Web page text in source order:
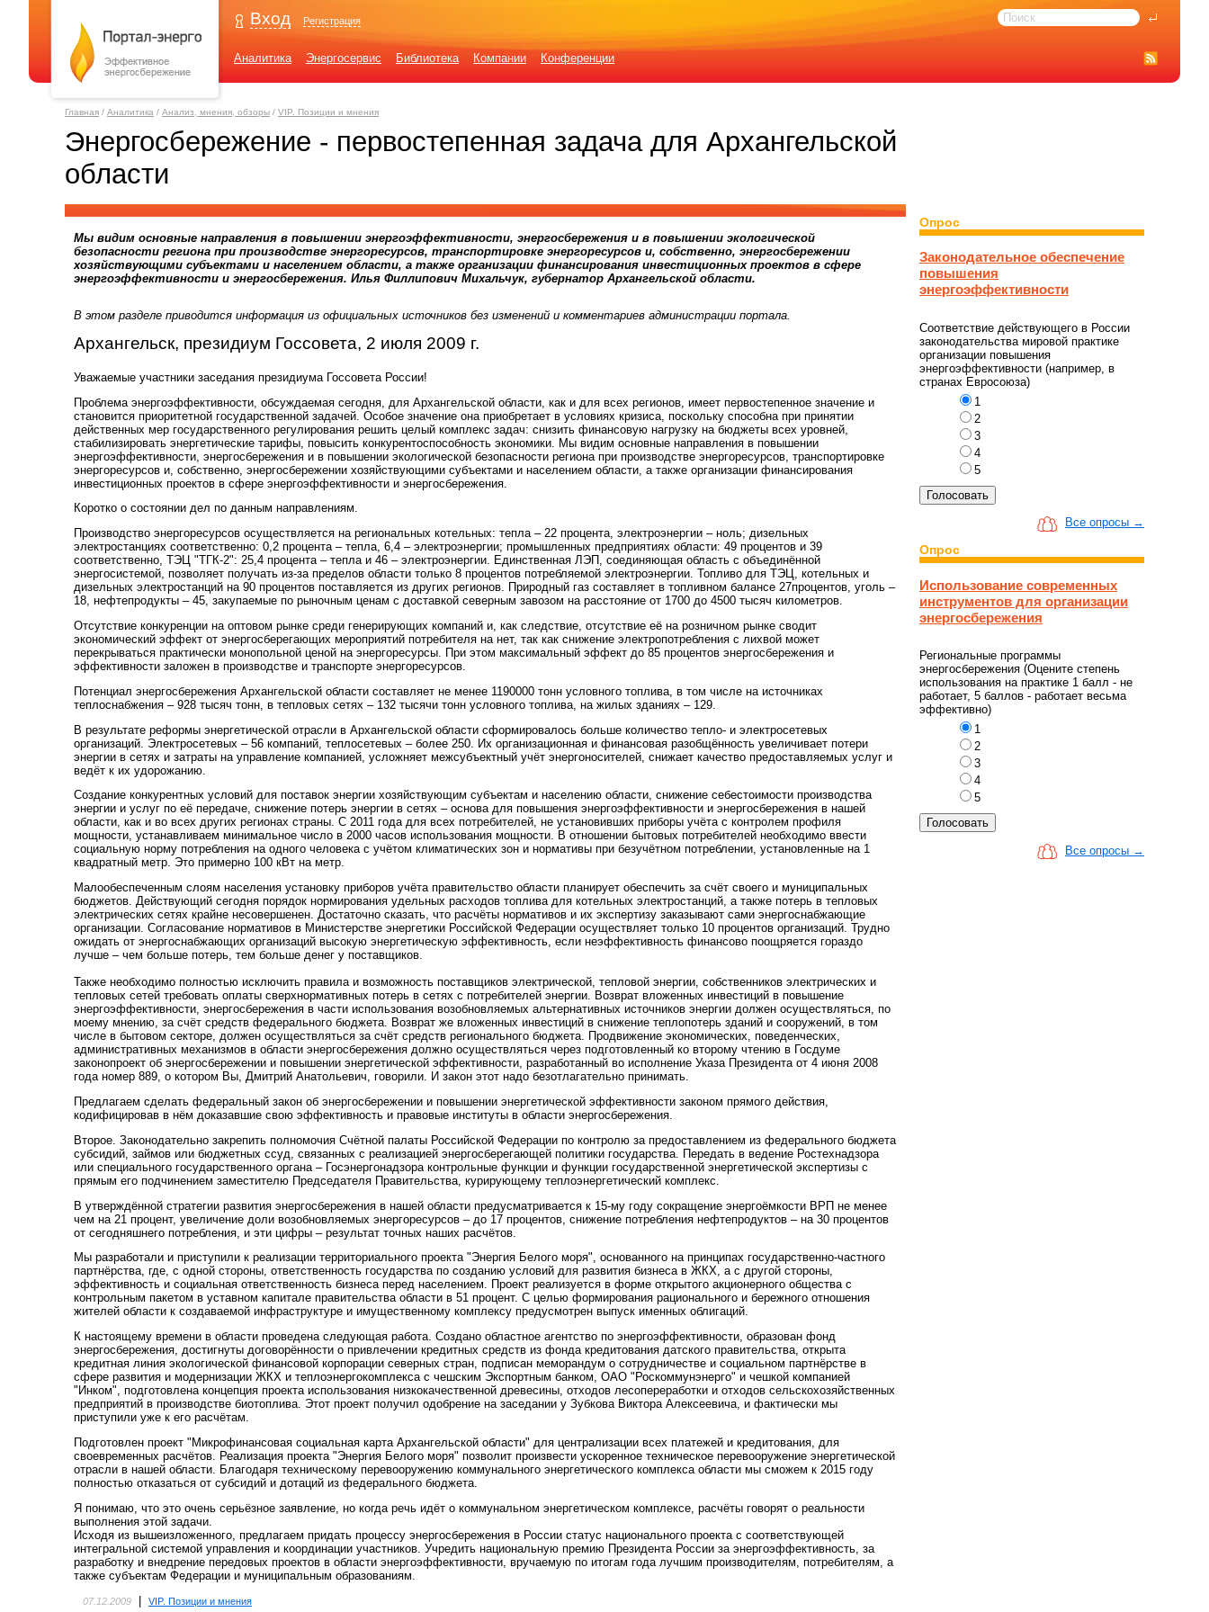
Вход Регистрация
Аналитика Энергосервис Библиотека Компании Конференции
Главная / Аналитика / Анализ, мнения, обзоры / VIP. Позиции и мнения
Энергосбережение - первостепенная задача для Архангельской
области
Мы видим основные направления в повышении энергоэффективности, энергосбережения и в повышении экологической
безопасности региона при производстве энергоресурсов, транспортировке энергоресурсов и, собственно, энергосбережении
хозяйствующими субъектами и населением области, а также организации финансирования инвестиционных проектов в сфере
энергоэффективности и энергосбережения. Илья Филлипович Михальчук, губернатор Архангельской области.
В этом разделе приводится информация из официальных источников без изменений и комментариев администрации портала.
Архангельск, президиум Госсовета, 2 июля 2009 г.
Уважаемые участники заседания президиума Госсовета России!
Проблема энергоэффективности, обсуждаемая сегодня, для Архангельской области, как и для всех регионов, имеет первостепенное значение и
становится приоритетной государственной задачей. Особое значение она приобретает в условиях кризиса, поскольку способна при принятии
действенных мер государственного регулирования решить целый комплекс задач: снизить финансовую нагрузку на бюджеты всех уровней,
стабилизировать энергетические тарифы, повысить конкурентоспособность экономики. Мы видим основные направления в повышении
энергоэффективности, энергосбережения и в повышении экологической безопасности региона при производстве энергоресурсов, транспортировке
энергоресурсов и, собственно, энергосбережении хозяйствующими субъектами и населением области, а также организации финансирования
инвестиционных проектов в сфере энергоэффективности и энергосбережения.
Коротко о состоянии дел по данным направлениям.
Производство энергоресурсов осуществляется на региональных котельных: тепла – 22 процента, электроэнергии – ноль; дизельных
электростанциях соответственно: 0,2 процента – тепла, 6,4 – электроэнергии; промышленных предприятиях области: 49 процентов и 39
соответственно, ТЭЦ "ТГК-2": 25,4 процента – тепла и 46 – электроэнергии. Единственная ЛЭП, соединяющая область с объединённой
энергосистемой, позволяет получать из-за пределов области только 8 процентов потребляемой электроэнергии. Топливо для ТЭЦ, котельных и
дизельных электростанций на 90 процентов поставляется из других регионов. Природный газ составляет в топливном балансе 27процентов, уголь –
18, нефтепродукты – 45, закупаемые по рыночным ценам с доставкой северным завозом на расстояние от 1700 до 4500 тысяч километров.
Отсутствие конкуренции на оптовом рынке среди генерирующих компаний и, как следствие, отсутствие её на розничном рынке сводит
экономический эффект от энергосберегающих мероприятий потребителя на нет, так как снижение электропотребления с лихвой может
перекрываться практически монопольной ценой на энергоресурсы. При этом максимальный эффект до 85 процентов энергосбережения и
эффективности заложен в производстве и транспорте энергоресурсов.
Потенциал энергосбережения Архангельской области составляет не менее 1190000 тонн условного топлива, в том числе на источниках
теплоснабжения – 928 тысяч тонн, в тепловых сетях – 132 тысячи тонн условного топлива, на жилых зданиях – 129.
В результате реформы энергетической отрасли в Архангельской области сформировалось больше количество тепло- и электросетевых
организаций. Электросетевых – 56 компаний, теплосетевых – более 250. Их организационная и финансовая разобщённость увеличивает потери
энергии в сетях и затраты на управление компанией, усложняет межсубъектный учёт энергоносителей, снижает качество предоставляемых услуг и
ведёт к их удорожанию.
Создание конкурентных условий для поставок энергии хозяйствующим субъектам и населению области, снижение себестоимости производства
энергии и услуг по её передаче, снижение потерь энергии в сетях – основа для повышения энергоэффективности и энергосбережения в нашей
области, как и во всех других регионах страны. С 2011 года для всех потребителей, не установивших приборы учёта с контролем профиля
мощности, устанавливаем минимальное число в 2000 часов использования мощности. В отношении бытовых потребителей необходимо ввести
социальную норму потребления на одного человека с учётом климатических зон и нормативы при безучётном потреблении, установленные на 1
квадратный метр. Это примерно 100 кВт на метр.
Малообеспеченным слоям населения установку приборов учёта правительство области планирует обеспечить за счёт своего и муниципальных
бюджетов. Действующий сегодня порядок нормирования удельных расходов топлива для котельных электростанций, а также потерь в тепловых
электрических сетях крайне несовершенен. Достаточно сказать, что расчёты нормативов и их экспертизу заказывают сами энергоснабжающие
организации. Согласование нормативов в Министерстве энергетики Российской Федерации осуществляет только 10 процентов организаций. Трудно
ожидать от энергоснабжающих организаций высокую энергетическую эффективность, если неэффективность финансово поощряется гораздо
лучше – чем больше потерь, тем больше денег у поставщиков.
Также необходимо полностью исключить правила и возможность поставщиков электрической, тепловой энергии, собственников электрических и
тепловых сетей требовать оплаты сверхнормативных потерь в сетях с потребителей энергии. Возврат вложенных инвестиций в повышение
энергоэффективности, энергосбережения в части использования возобновляемых альтернативных источников энергии должен осуществляться, по
моему мнению, за счёт средств федерального бюджета. Возврат же вложенных инвестиций в снижение теплопотерь зданий и сооружений, в том
числе в бытовом секторе, должен осуществляться за счёт средств регионального бюджета. Продвижение экономических, поведенческих,
административных механизмов в области энергосбережения должно осуществляться через подготовленный ко второму чтению в Госдуме
законопроект об энергосбережении и повышении энергетической эффективности, разработанный во исполнение Указа Президента от 4 июня 2008
года номер 889, о котором Вы, Дмитрий Анатольевич, говорили. И закон этот надо безотлагательно принимать.
Предлагаем сделать федеральный закон об энергосбережении и повышении энергетической эффективности законом прямого действия,
кодифицировав в нём доказавшие свою эффективность и правовые институты в области энергосбережения.
Второе. Законодательно закрепить полномочия Счётной палаты Российской Федерации по контролю за предоставлением из федерального бюджета
субсидий, займов или бюджетных ссуд, связанных с реализацией энергосберегающей политики государства. Передать в ведение Ростехнадзора
или специального государственного органа – Госэнергонадзора контрольные функции и функции государственной энергетической экспертизы с
прямым его подчинением заместителю Председателя Правительства, курирующему теплоэнергетический комплекс.
В утверждённой стратегии развития энергосбережения в нашей области предусматривается к 15-му году сокращение энергоёмкости ВРП не менее
чем на 21 процент, увеличение доли возобновляемых энергоресурсов – до 17 процентов, снижение потребления нефтепродуктов – на 30 процентов
от сегодняшнего потребления, и эти цифры – результат точных наших расчётов.
Мы разработали и приступили к реализации территориального проекта "Энергия Белого моря", основанного на принципах государственно-частного
партнёрства, где, с одной стороны, ответственность государства по созданию условий для развития бизнеса в ЖКХ, а с другой стороны,
эффективность и социальная ответственность бизнеса перед населением. Проект реализуется в форме открытого акционерного общества с
контрольным пакетом в уставном капитале правительства области в 51 процент. С целью формирования рационального и бережного отношения
жителей области к создаваемой инфраструктуре и имущественному комплексу предусмотрен выпуск именных облигаций.
К настоящему времени в области проведена следующая работа. Создано областное агентство по энергоэффективности, образован фонд
энергосбережения, достигнуты договорённости о привлечении кредитных средств из фонда кредитования датского правительства, открыта
кредитная линия экологической финансовой корпорации северных стран, подписан меморандум о сотрудничестве и социальном партнёрстве в
сфере развития и модернизации ЖКХ и теплоэнергокомплекса с чешским Экспортным банком, ОАО "Роскоммунэнерго" и чешкой компанией
"Инком", подготовлена концепция проекта использования низкокачественной древесины, отходов лесопереработки и отходов сельскохозяйственных
предприятий в производстве биотоплива. Этот проект получил одобрение на заседании у Зубкова Виктора Алексеевича, и фактически мы
приступили уже к его расчётам.
Подготовлен проект "Микрофинансовая социальная карта Архангельской области" для централизации всех платежей и кредитования, для
своевременных расчётов. Реализация проекта "Энергия Белого моря" позволит произвести ускоренное техническое перевооружение энергетической
отрасли в нашей области. Благодаря техническому перевооружению коммунального энергетического комплекса области мы сможем к 2015 году
полностью отказаться от субсидий и дотаций из федерального бюджета.
Я понимаю, что это очень серьёзное заявление, но когда речь идёт о коммунальном энергетическом комплексе, расчёты говорят о реальности
выполнения этой задачи.
Исходя из вышеизложенного, предлагаем придать процессу энергосбережения в России статус национального проекта с соответствующей
интегральной системой управления и координации участников. Учредить национальную премию Президента России за энергоэффективность, за
разработку и внедрение передовых проектов в области энергоэффективности, вручаемую по итогам года лучшим производителям, потребителям, а
также субъектам Федерации и муниципальным образованиям.
07.12.2009 | VIP. Позиции и мнения
Опрос
Законодательное обеспечение
повышения
энергоэффективности
Соответствие действующего в России
законодательства мировой практике
организации повышения
энергоэффективности (например, в
странах Евросоюза)
1
2
3
4
5
Все опросы →
Опрос
Использование современных
инструментов для организации
энергосбережения
Региональные программы
энергосбережения (Оцените степень
использования на практике 1 балл - не
работает, 5 баллов - работает весьма
эффективно)
1
2
3
4
5
Все опросы →